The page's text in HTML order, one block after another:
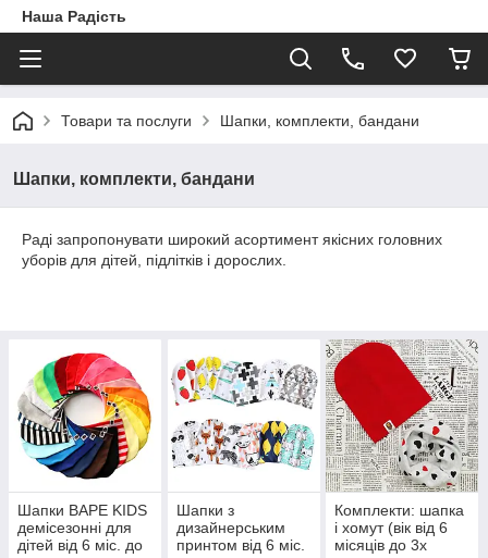
Наша Радість
Товари та послуги Шапки, комплекти, бандани
Шапки, комплекти, бандани
Раді запропонувати широкий асортимент якісних головних
уборів для дітей, підлітків і дорослих.
Шапки ВАРЕ KIDS
демісезонні для
дітей від 6 міс. до
Шапки з
дизайнерським
принтом від 6 міс.
Комплекти: шапка
і хомут (вік від 6
місяців до 3х